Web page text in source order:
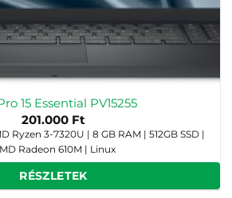
15 Essential PV15255
201.000 Ft
Ryzen 3-7320U | 8 GB RAM | 512GB SSD |
Radeon 610M | Linux
RÉSZLETEK